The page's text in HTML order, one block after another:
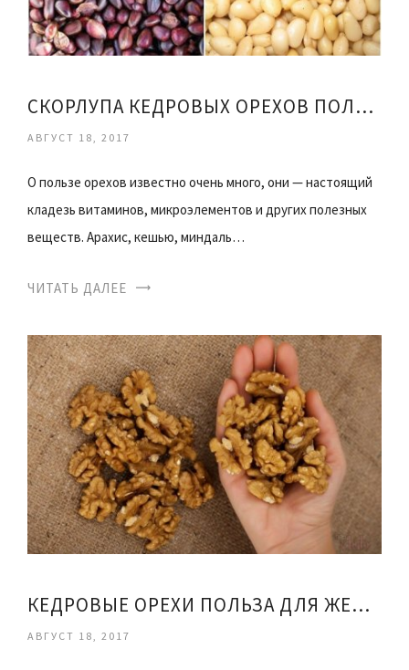
СКОРЛУПА КЕДРОВЫХ ОРЕХОВ ПОЛЬЗА И ВРЕД
АВГУСТ 18, 2017
О пользе орехов известно очень много, они — настоящий
кладезь витаминов, микроэлементов и других полезных
веществ. Арахис, кешью, миндаль…
ЧИТАТЬ ДАЛЕЕ
КЕДРОВЫЕ ОРЕХИ ПОЛЬЗА ДЛЯ ЖЕНЩИН И МУЖЧИН
АВГУСТ 18, 2017